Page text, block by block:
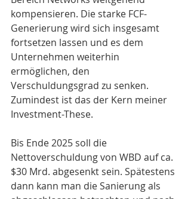
kompensieren. Die starke FCF-
Generierung wird sich insgesamt
fortsetzen lassen und es dem
Unternehmen weiterhin
ermöglichen, den
Verschuldungsgrad zu senken.
Zumindest ist das der Kern meiner
Investment-These.
Bis Ende 2025 soll die
Nettoverschuldung von WBD auf ca.
$30 Mrd. abgesenkt sein. Spätestens
dann kann man die Sanierung als